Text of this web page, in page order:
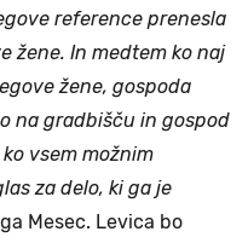
reference prenesla
žene. In medtem ko naj
žene, gospoda
na gradbišču in gospod
vsem možnim
za delo, ki ga je
Mesec. Levica bo